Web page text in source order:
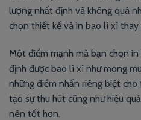
lượng nhất định và không quá
chọn thiết kế và in bao lì xì thay
Một điểm mạnh mà bạn chọn
định được bao lì xì như mong
những điểm nhấn riêng biệt cho
tạo sự thu hút cũng như hiệu
nên tốt hơn.